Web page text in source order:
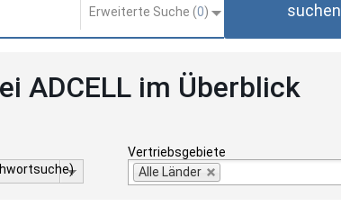
Erweiterte Suche (0) suchen
ADCELL im Überblick
Vertriebsgebiete
Alle Länder